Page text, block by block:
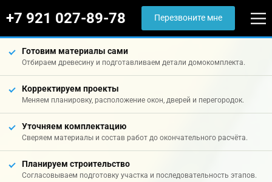
+7 921 027-89-78 Перезвоните мне
Готовим материалы сами
Отбираем древесину и подготавливаем детали домокомплекта.
Корректируем проекты
Меняем планировку, расположение окон, дверей и перегородок.
Уточняем комплектацию
Сверяем материалы и состав работ до окончательного расчёта.
Планируем строительство
Согласовываем подготовку участка и последовательность этапов.